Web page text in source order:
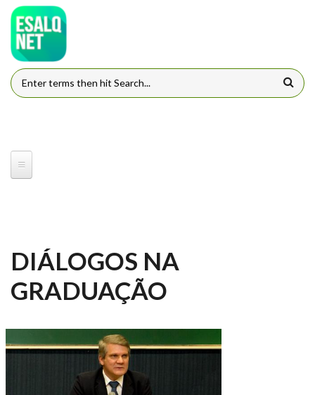
Pular para o conteúdo principal
FORMULÁRIO DE BUSCA
DIÁLOGOS NA
GRADUAÇÃO